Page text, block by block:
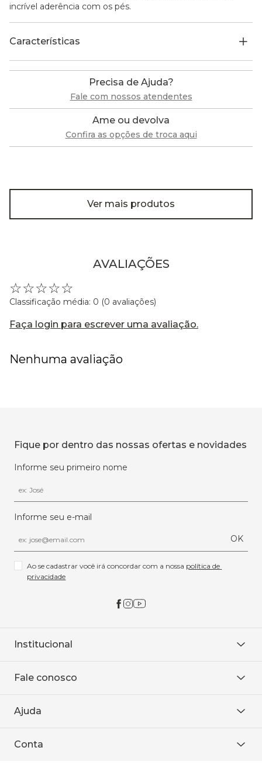
incrível aderência com os pés.
Características
Precisa de Ajuda?
Fale com nossos atendentes
Ame ou devolva
Confira as opções de troca aqui
Ver mais produtos
AVALIAÇÕES
☆☆☆☆☆
Classificação média: 0 (0 avaliações)
Faça login para escrever uma avaliação.
Nenhuma avaliação
Fique por dentro das nossas ofertas e novidades
Informe seu primeiro nome
Informe seu e-mail
OK
Ao se cadastrar você irá concordar com a nossa política de
privacidade
Institucional
Onde encontrar
Baixe o APP
Fale conosco
WhatsApp
Ajuda
Política de entrega
Conta